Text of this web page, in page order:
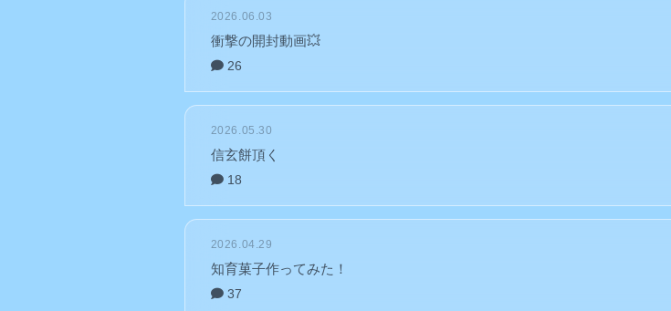
2026.06.03
衝撃の開封動画💥
26
2026.05.30
信玄餅頂く
18
2026.04.29
知育菓子作ってみた！
37